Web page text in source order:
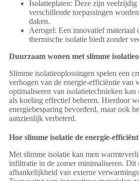
Isolatieplaten: Deze zijn veelzijdig
verschillende toepassingen
daken.
Aerogel: Een innovatief materiaal
thermische isolatie biedt zonder
Duurzaam wonen met slimme
Slimme isolatieoplossingen spelen een
verhogen van de energie-efficiëntie van
optimaliseren van isolatietechnieken
als koeling effectief beheren. Hierdoor
energiebesparing bevorderd, maar ook
aanzienlijk verbeterd.
Hoe slimme isolatie de energie-
Met slimme isolatie kan men
infiltratie in de zomer minimaliseren. Dit
afhankelijkheid van externe